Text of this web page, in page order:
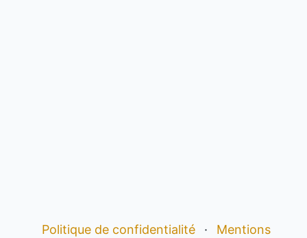
Politique de confidentialité ·
Mentions